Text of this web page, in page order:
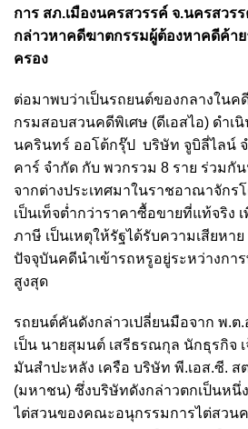
การ สภ.เมืองนครสวรรค์ จ.นครสวร
กล่าวหาคดีฆาตกรรมผู้ต้องหาคดีค้าย
ครอง
ต่อมาพบว่าเป็นรถยนต์ของกลางในค
กรมสอบสวนคดีพิเศษ (ดีเอสไอ) ดำเ
นครินทร์ ออโต้กรุ๊ป บริษัท จูบิลี่ไลน์
คาร์ จำกัด กับ พวกรวม 8 ราย ร่วมกั
จากต่างประเทศมาในราชอาณาจักร
เป็นเท็จต่ำกว่าราคาซื้อขายที่แท้จริง เ
ภาษี เป็นเหตุให้รัฐได้รับความเสียหา
ปัจจุบันคดีนำเข้ารถหรูอยู่ระหว่างกา
สูงสุด
รถยนต์คันดังกล่าวเปลี่ยนมือจาก พ.ต
เป็น นายสุมนต์ เสรีธรณกุล นักธุรกิจ
มันสำปะหลัง เครือ บริษัท พี.เอส.ซี. ส
(มหาชน) ซึ่งบริษัทดังกล่าวตกเป็นหนึ่
ไต่สวนของคณะอนุกรรมการไต่สวน